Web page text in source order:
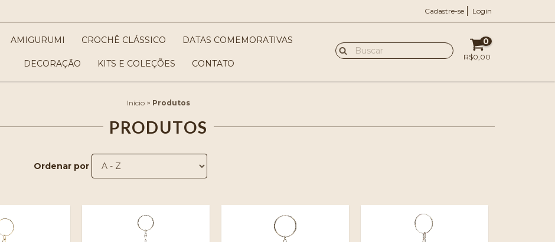
Cadastre-se Login
AMIGURUMI CROCHÊ CLÁSSICO DATAS COMEMORATIVAS
DECORAÇÃO KITS E COLEÇÕES CONTATO
0
R$0,00
Início > Produtos
PRODUTOS
Ordenar por